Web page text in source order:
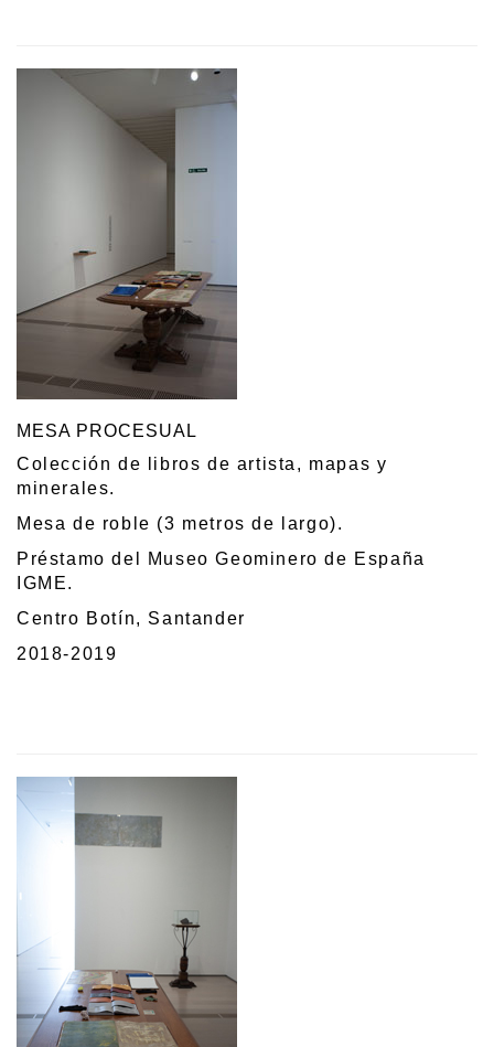
MESA PROCESUAL
Colección de libros de artista, mapas y
minerales.
Mesa de roble (3 metros de largo).
Préstamo del Museo Geominero de España
IGME.
Centro Botín, Santander
2018-2019